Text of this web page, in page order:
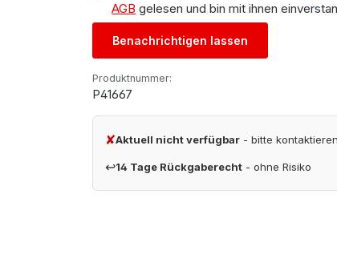
AGB gelesen und bin mit ihnen
Benachrichtigen lassen
Produktnummer:
P41667
✘Aktuell nicht verfügbar - bitte
↩14 Tage Rückgaberecht - ohne Risiko